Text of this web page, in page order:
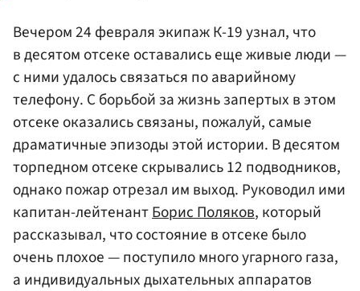
Вечером 24 февраля экипаж К-19 узнал, что
в десятом отсеке оставались еще живые люди —
с ними удалось связаться по аварийному
телефону. С борьбой за жизнь запертых в этом
отсеке оказались связаны, пожалуй, самые
драматичные эпизоды этой истории. В десятом
торпедном отсеке скрывались 12 подводников,
однако пожар отрезал им выход. Руководил ими
капитан-лейтенантБорис Поляков, который
рассказывал, что состояние в отсеке было
очень плохое — поступило много угарного газа,
а индивидуальных дыхательных аппаратов